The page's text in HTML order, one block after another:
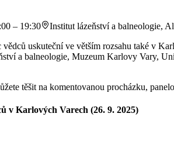
– 19:30
Institut lázeňství a balneologie,
vědců uskuteční ve větším rozsahu také v
a balneologie, Muzeum Karlovy Vary,
těšit na komentovanou procházku,
v Karlových Varech (26. 9. 2025)